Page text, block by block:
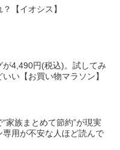
【イオシス】
が4,490円(税込)。試してみ
い【お買い物マラソン】
家族まとめて節約”が現実
専用が不安な人ほど読んで